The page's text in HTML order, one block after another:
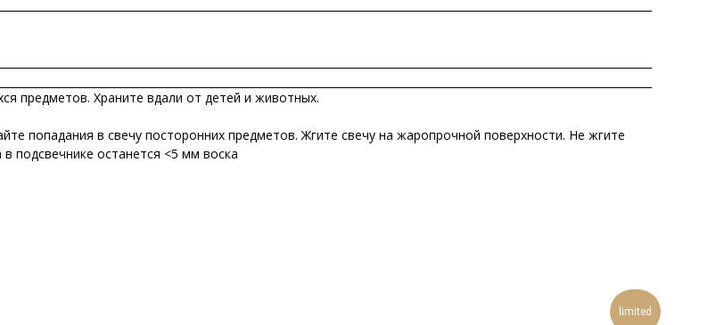
предметов. Храните вдали от детей и животных.
попадания в свечу посторонних предметов. Жгите свечу на жаропрочной поверхности. Не жгите
подсвечнике останется <5 мм воска
limited